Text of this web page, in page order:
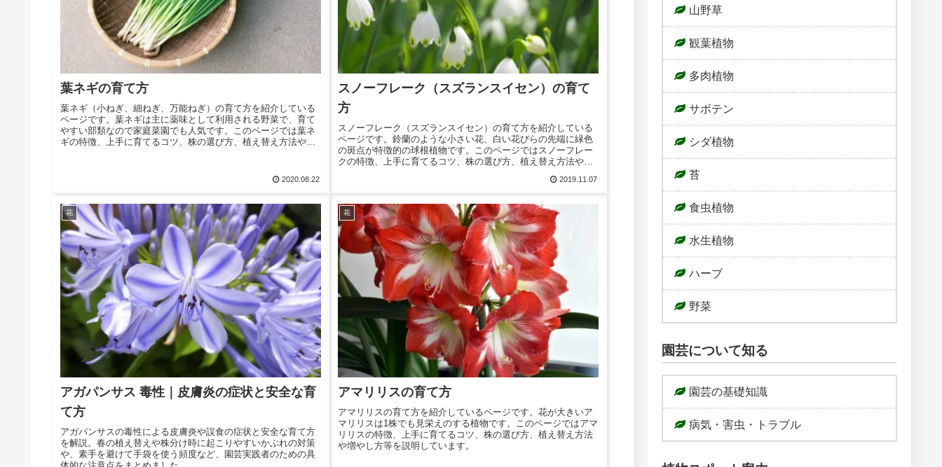
葉ネギの育て方
葉ネギ（小ねぎ、細ねぎ、万能ねぎ）の育て方を紹介している
ページです。葉ネギは主に薬味として利用される野菜で、育て
やすい部類なので家庭菜園でも人気です。このページでは葉ネ
ギの特徴、上手に育てるコツ、株の選び方、植え替え方法や増
2020.08.22
スノーフレーク（スズランスイセン）の育て
方
スノーフレーク（スズランスイセン）の育て方を紹介している
ページです。鈴蘭のような小さい花、白い花びらの先端に緑色
の斑点が特徴的の球根植物です。このページではスノーフレー
クの特徴、上手に育てるコツ、株の選び方、植え替え方法や増
2019.11.07
花
アガパンサス 毒性｜皮膚炎の症状と安全な育
て方
アガパンサスの毒性による皮膚炎や誤食の症状と安全な育て方
を解説。春の植え替えや株分け時に起こりやすいかぶれの対策
や、素手を避けて手袋を使う頻度など、園芸実践者のための具
花
アマリリスの育て方
アマリリスの育て方を紹介しているページです。花が大きいア
マリリスは1株でも見栄えのする植物です。このページではアマ
リリスの特徴、上手に育てるコツ、株の選び方、植え替え方法
や増やし方等を説明しています。
山野草
観葉植物
多肉植物
サボテン
シダ植物
苔
食虫植物
水生植物
ハーブ
野菜
園芸について知る
園芸の基礎知識
病気・害虫・トラブル